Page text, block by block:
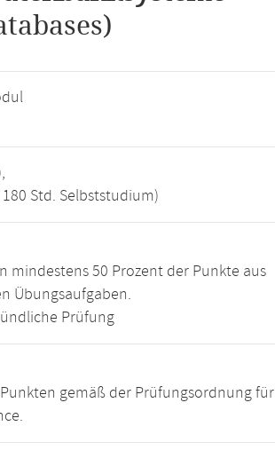
Std. Selbststudium)
mindestens 50 Prozent der Punkte aus
Übungsaufgaben.
Prüfung
gemäß der Prüfungsordnung für